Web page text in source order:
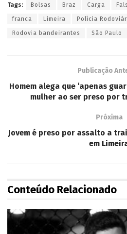
Tags: Bolsas Braz Carga
franca Limeira Polícia
Rodovia bandeirantes São Paulo
Publicação
Homem alega que ‘apenas
mulher ao ser preso por
Próxima
Jovem é preso por assalto a
em
Conteúdo Relacionado